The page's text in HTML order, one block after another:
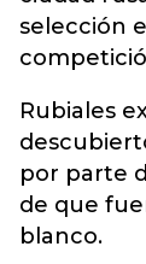
selección
Rubiales
por parte
de que
blanco.